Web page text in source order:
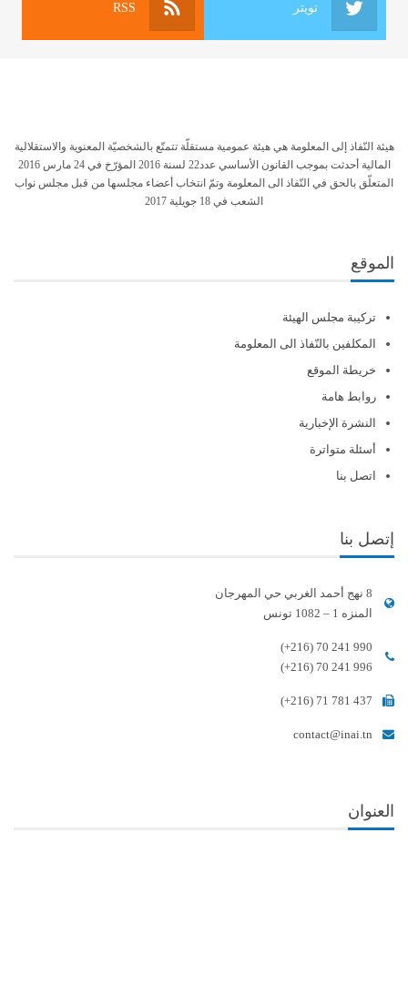
تويتر RSS
هيئة النّفاذ إلى المعلومة هي هيئة عمومية مستقلّة تتمتّع بالشخصيّة المعنوية والاستقلالية
المالية أحدثت بموجب القانون الأساسي عدد22 لسنة 2016 المؤرّخ في 24 مارس 2016
المتعلّق بالحق في النّفاذ الى المعلومة وتمّ انتخاب أعضاء مجلسها من قبل مجلس نواب
الشعب في 18 جويلية 2017
الموقع
تركيبة مجلس الهيئة
المكلفين بالنّفاذ الى المعلومة
خريطة الموقع
روابط هامة
النشرة الإخبارية
أسئلة متواترة
اتصل بنا
إتصل بنا
8 نهج أحمد الغربي حي المهرجان
المنزه 1 – 1082 تونس
(+216) 70 241 990
(+216) 70 241 996
(+216) 71 781 437
contact@inai.tn
العنوان